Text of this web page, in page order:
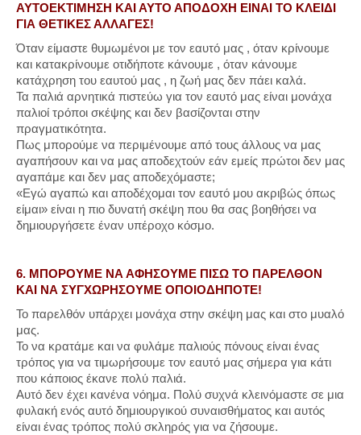
ΑΥΤΟΕΚΤΙΜΗΣΗ ΚΑΙ ΑΥΤΟ ΑΠΟΔΟΧΗ ΕΙΝΑΙ ΤΟ ΚΛΕΙΔΙ
ΓΙΑ ΘΕΤΙΚΕΣ ΑΛΛΑΓΕΣ!
Όταν είμαστε θυμωμένοι με τον εαυτό μας , όταν κρίνουμε
και κατακρίνουμε οτιδήποτε κάνουμε , όταν κάνουμε
κατάχρηση του εαυτού μας , η ζωή μας δεν πάει καλά.
Τα παλιά αρνητικά πιστεύω για τον εαυτό μας είναι μονάχα
παλιοί τρόποι σκέψης και δεν βασίζονται στην
πραγματικότητα.
Πως μπορούμε να περιμένουμε από τους άλλους να μας
αγαπήσουν και να μας αποδεχτούν εάν εμείς πρώτοι δεν μας
αγαπάμε και δεν μας αποδεχόμαστε;
«Εγώ αγαπώ και αποδέχομαι τον εαυτό μου ακριβώς όπως
είμαι» είναι η πιο δυνατή σκέψη που θα σας βοηθήσει να
δημιουργήσετε έναν υπέροχο κόσμο.
6. ΜΠΟΡΟΥΜΕ ΝΑ ΑΦΗΣΟΥΜΕ ΠΙΣΩ ΤΟ ΠΑΡΕΛΘΟΝ
ΚΑΙ ΝΑ ΣΥΓΧΩΡΗΣΟΥΜΕ ΟΠΟΙΟΔΗΠΟΤΕ!
Το παρελθόν υπάρχει μονάχα στην σκέψη μας και στο μυαλό
μας.
Το να κρατάμε και να φυλάμε παλιούς πόνους είναι ένας
τρόπος για να τιμωρήσουμε τον εαυτό μας σήμερα για κάτι
που κάποιος έκανε πολύ παλιά.
Αυτό δεν έχει κανένα νόημα. Πολύ συχνά κλεινόμαστε σε μια
φυλακή ενός αυτό δημιουργικού συναισθήματος και αυτός
είναι ένας τρόπος πολύ σκληρός για να ζήσουμε.